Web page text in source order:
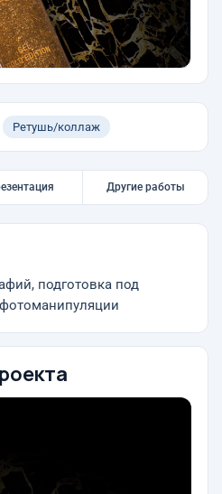
Ретушь/коллаж
Другие работы
подготовка под